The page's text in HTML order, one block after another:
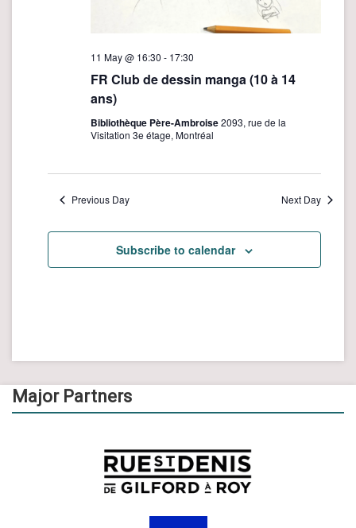
t
i
n
11 May @ 16:30 - 17:30
FR Club de dessin manga (10 à 14
ans)
Bibliothèque Père-Ambroise2093, rue de la
Visitation 3e étage, Montréal
Previous Day Next Day
Subscribe to calendar
Major Partners